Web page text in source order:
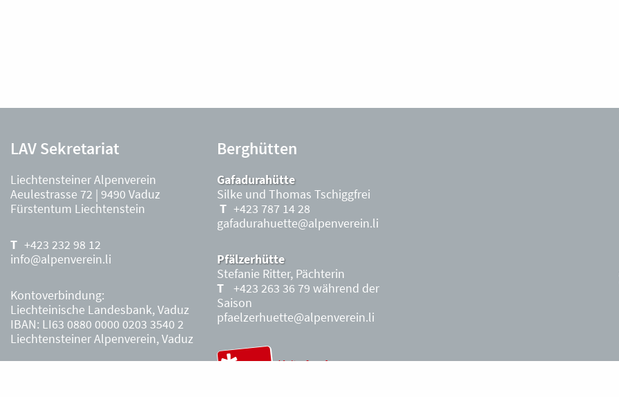
LAV Sekretariat
Liechtensteiner Alpenverein
Aeulestrasse 72 | 9490 Vaduz
Fürstentum Liechtenstein
+423 232 98 12
info@alpenverein.li
Kontoverbindung:
Liechteinische Landesbank, Vaduz
IBAN: LI63 0880 0000 0203 3540 2
Liechtensteiner Alpenverein, Vaduz
Berghütten
Gafadurahütte
Silke und Thomas Tschiggfrei
+423 787 14 28
gafadurahuette@alpenverein.li
Pfälzerhütte
Stefanie Ritter, Pächterin
+423 263 36 79 während der
Saison
pfaelzerhuette@alpenverein.li